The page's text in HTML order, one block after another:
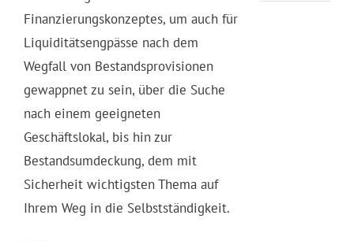
Finanzierungskonzeptes, um auch für
Liquiditätsengpässe nach dem
Wegfall von Bestandsprovisionen
gewappnet zu sein, über die Suche
nach einem geeigneten
Geschäftslokal, bis hin zur
Bestandsumdeckung, dem mit
Sicherheit wichtigsten Thema auf
Ihrem Weg in die Selbstständigkeit.